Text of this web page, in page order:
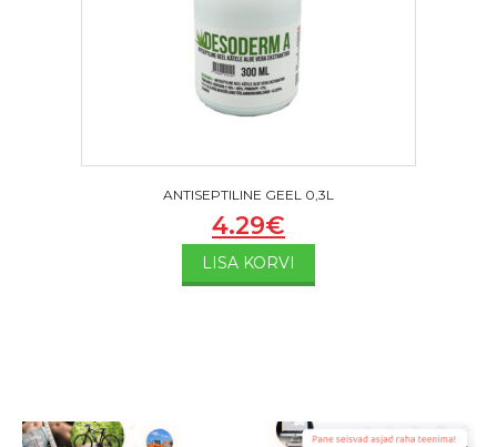
ANTISEPTILINE GEEL 0,3L
4.29€
LISA KORVI